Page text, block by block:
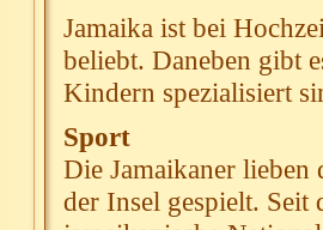
Jamaika ist bei
beliebt. Daneben gibt
Kindern spezialisiert
Sport
Die Jamaikaner
der Insel gespielt.